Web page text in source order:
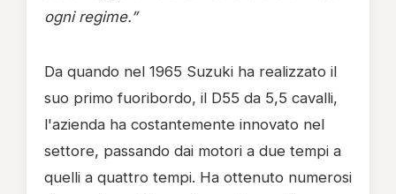
ogni regime.”
Da quando nel 1965 Suzuki ha realizzato il
suo primo fuoribordo, il D55 da 5,5 cavalli,
l'azienda ha costantemente innovato nel
settore, passando dai motori a due tempi a
quelli a quattro tempi. Ha ottenuto numerosi